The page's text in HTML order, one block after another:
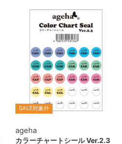
SALE対象外
ageha
カラーチャートシール Ver.2.3